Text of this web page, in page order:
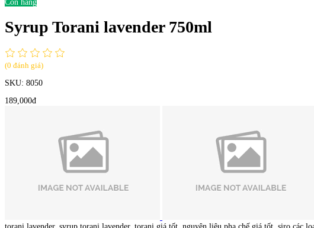
Còn hàng
Syrup Torani lavender 750ml
(0 đánh giá)
SKU: 8050
189,000đ